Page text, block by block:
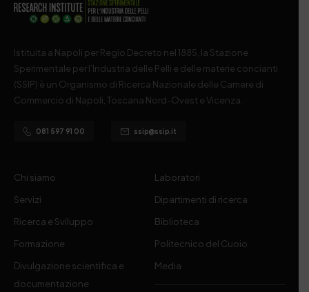
Istituita a Napoli per Regio Decreto nel 1885, la Stazione
Sperimentale per l’Industria delle Pelli e delle materie concianti
(SSIP) è un Organismo di Ricerca Nazionale delle Camere di
Commercio di Napoli, Toscana Nord-Ovest e Vicenza.
081 597 91 00 ssip@ssip.it
Chi siamo
Servizi
Ricerca e Sviluppo
Formazione
Divulgazione scientifica e
documentazione
Laboratori
Dipartimenti di ricerca
Biblioteca
Politecnico del Cuoio
Media